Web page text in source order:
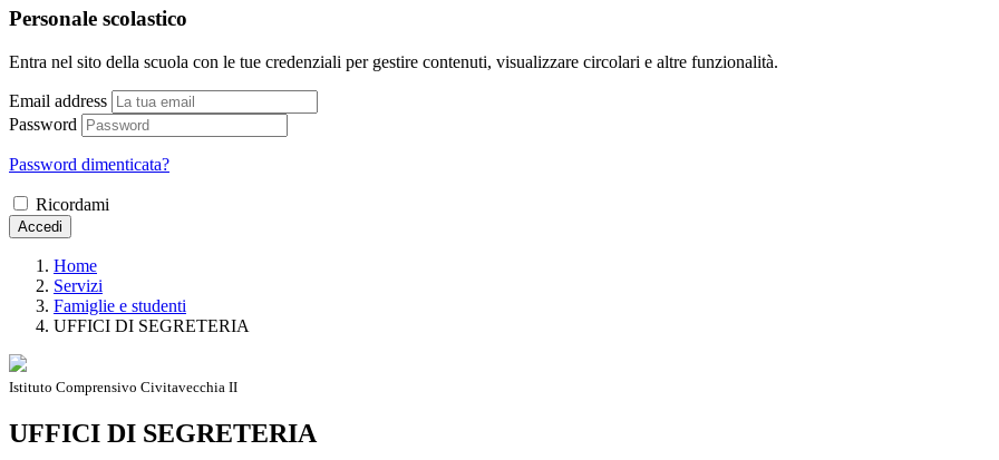
Personale scolastico
Entra nel sito della scuola con le tue credenziali per gestire contenuti, visualizzare circolari e altre funzionalità.
Email address
Password
Password dimenticata?
Ricordami
Accedi
Home
Servizi
Famiglie e studenti
UFFICI DI SEGRETERIA
Istituto Comprensivo Civitavecchia II
UFFICI DI SEGRETERIA